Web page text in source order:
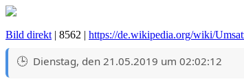
Bild direkt| 8562 | https://de.wikipedia.org/wiki/
Dienstag, den 21.05.2019 um 02:02:12